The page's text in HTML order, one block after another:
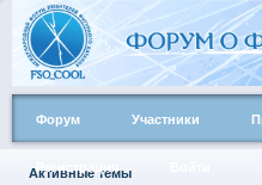
Форум Участники
Активные темы